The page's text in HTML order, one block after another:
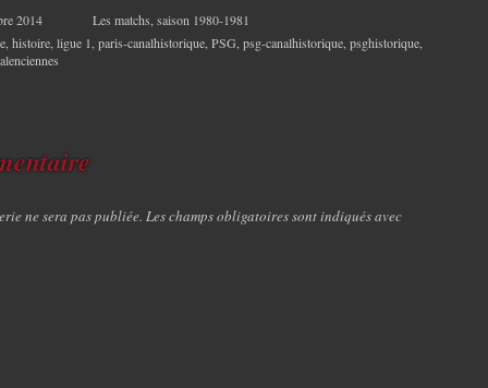
2014 Les matchs saison 1980-1981
histoire ligue 1 paris-canalhistorique PSG psg-canalhistorique psghistorique
ne sera pas publiée. Les champs obligatoires sont indiqués avec